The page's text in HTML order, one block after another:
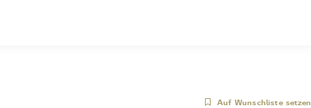
Auf Wunschliste setzen